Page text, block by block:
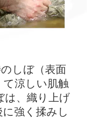
しぼ（表面
涼しい肌触
は、織り上げ
強く揉みし